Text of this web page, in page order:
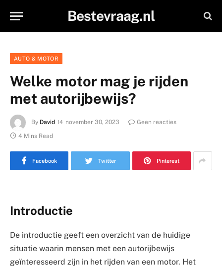
Bestevraag.nl
AUTO & MOTOR
Welke motor mag je rijden
met autorijbewijs?
By David november 30, 2023
Geen reacties
4 Mins Read
Facebook Twitter Pinterest
Introductie
De introductie geeft een overzicht van de huidige
situatie waarin mensen met een autorijbewijs
geïnteresseerd zijn in het rijden van een motor. Het